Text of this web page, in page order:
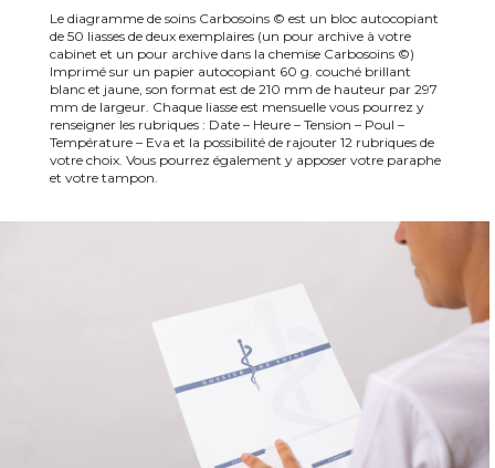
Le diagramme de soins Carbosoins © est un bloc autocopiant
de 50 liasses de deux exemplaires (un pour archive à votre
cabinet et un pour archive dans la chemise Carbosoins ©)
Imprimé sur un papier autocopiant 60 g. couché brillant
blanc et jaune, son format est de 210 mm de hauteur par 297
mm de largeur. Chaque liasse est mensuelle vous pourrez y
renseigner les rubriques : Date – Heure – Tension – Poul –
Température – Eva et la possibilité de rajouter 12 rubriques de
votre choix. Vous pourrez également y apposer votre paraphe
et votre tampon.